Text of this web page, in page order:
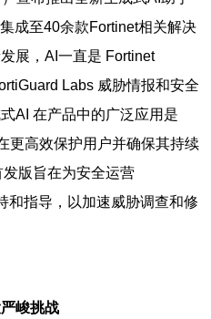
成至40余款Fortinet相关解决
展，AI一直是 Fortinet
Labs 威胁情报和安全
AI 在产品中的广泛应用是
更高效保护用户并确保其持续
版旨在为安全运营
和指导，以加速威胁调查和修
峻挑战